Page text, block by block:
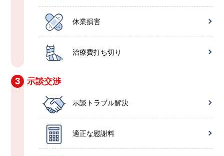
休業損害
治療費打ち切り
3 示談交渉
示談トラブル解決
適正な慰謝料